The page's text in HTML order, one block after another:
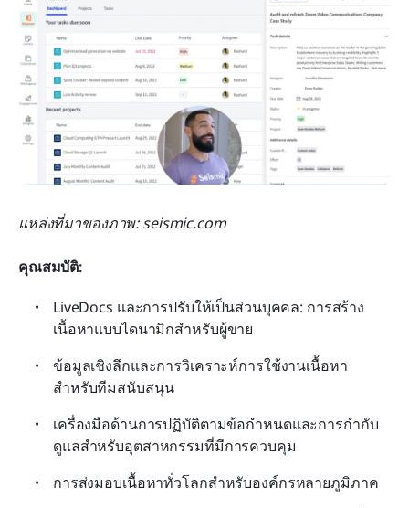
แหล่งที่มาของภาพ: seismic.com
คุณสมบัติ:
LiveDocs และการปรับให้เป็นส่วนบุคคล: การสร้าง
เนื้อหาแบบไดนามิกสำหรับผู้ขาย
ข้อมูลเชิงลึกและการวิเคราะห์การใช้งานเนื้อหา
สำหรับทีมสนับสนุน
เครื่องมือด้านการปฏิบัติตามข้อกำหนดและการกำกับ
ดูแลสำหรับอุตสาหกรรมที่มีการควบคุม
การส่งมอบเนื้อหาทั่วโลกสำหรับองค์กรหลายภูมิภาค